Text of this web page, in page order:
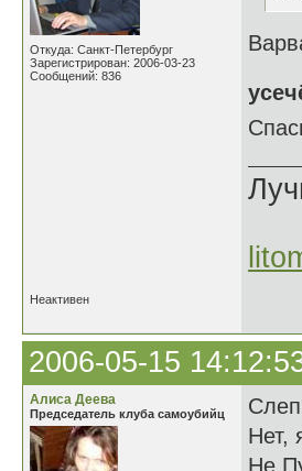
Откуда: Санкт-Петербург
Зарегистрирован: 2006-03-23
Сообщений: 836
Неактивен
2006-05-15
Алиса Деева
Председатель клуба самоубийц
Нет,
Не